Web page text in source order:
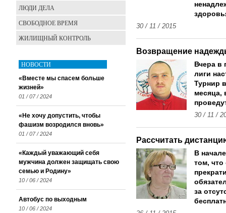
30 / 11 / 2015
Возвращение
Вчера в
лиги
Турнир
месяца,
30 / 11 /
Рассчитать
В
том, что
за
ЛЮДИ ДЕЛА
СВОБОДНОЕ ВРЕМЯ
ЖИЛИЩНЫЙ КОНТРОЛЬ
НОВОСТИ
«Вместе мы спасем больше
жизней»
01 / 07 / 2024
«Не хочу допустить, чтобы
фашизм возродился вновь»
01 / 07 / 2024
«Каждый уважающий себя
мужчина должен защищать свою
семью и Родину»
10 / 06 / 2024
Автобус по выходным
10 / 06 / 2024